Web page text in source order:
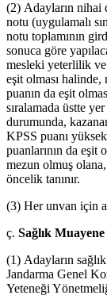
(2) Adayların nihai
notu (uygulamalı
notu toplamının
sonuca göre
mesleki yeterlilik ve
eşit olması
puanın da eşit
sıralamada üstte yer
durumunda,
KPSS puanı
puanlarının da
mezun olmuş
öncelik tanınır.
(3) Her unvan için
ç. Sağlık
(1) Adayların
Jandarma Genel
Yeteneği